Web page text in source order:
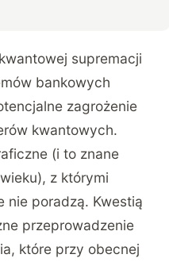
supremacji
bankowych
zagrożenie
kwantowych.
(i to znane
z którymi
nie poradzą. Kwestią
przeprowadzenie
które przy obecnej